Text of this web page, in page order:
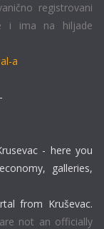
registrovani
i ima na hiljade
a
- here you
galleries,
from Kruševac.
not an officially